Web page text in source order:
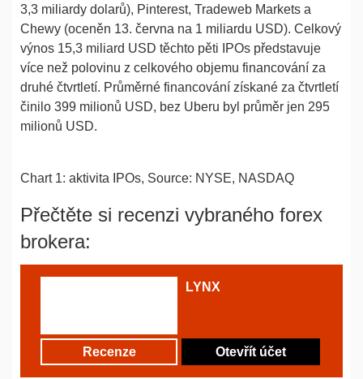
3,3 miliardy dolarů), Pinterest, Tradeweb Markets a
Chewy (oceněn 13. června na 1 miliardu USD). Celkový
výnos 15,3 miliard USD těchto pěti IPOs představuje
více než polovinu z celkového objemu financování za
druhé čtvrtletí. Průměrné financování získané za čtvrtletí
činilo 399 milionů USD, bez Uberu byl průměr jen 295
milionů USD.
Chart 1: aktivita IPOs, Source: NYSE, NASDAQ
Přečtěte si recenzi vybraného forex
brokera:
LYNX
Recenze Otevřít účet